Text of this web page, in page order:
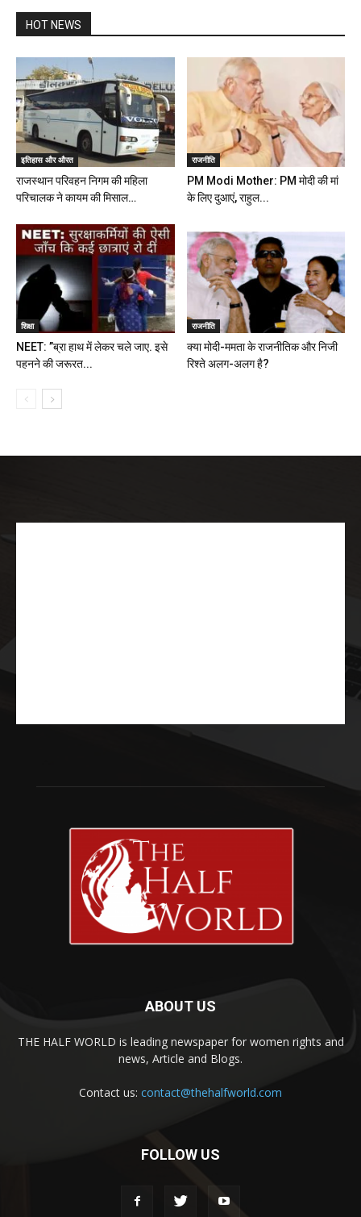
HOT NEWS
इतिहास और औरत
राजस्थान परिवहन निगम की महिला
परिचालक ने कायम की मिसाल…
राजनीति
PM Modi Mother: PM मोदी की मां
के लिए दुआएं, राहुल...
शिक्षा
NEET: ”ब्रा हाथ में लेकर चले जाए. इसे
पहनने की जरूरत...
राजनीति
क्या मोदी-ममता के राजनीतिक और निजी
रिश्ते अलग-अलग है?
ABOUT US
THE HALF WORLD is leading newspaper for women rights and
news, Article and Blogs.
Contact us: contact@thehalfworld.com
FOLLOW US